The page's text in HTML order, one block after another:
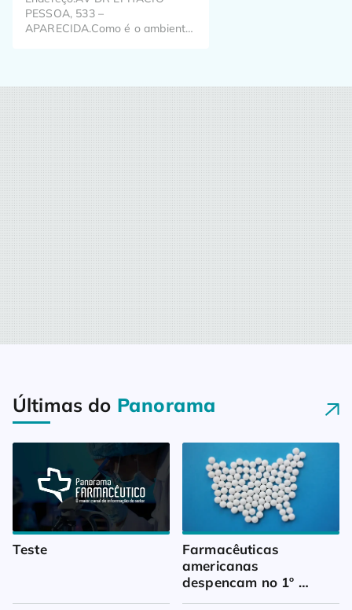
PESSOA, 533 –
APARECIDA.Como é o ambiente
Aqui, a gente pensa nisso todos
os dias!Temos em nossa fórmula
colaboradores especiais e é com
eles que aprendemos a dar o
nosso melhor diariamente, nos
Últimas do Panorama
Teste
Farmacêuticas
americanas
despencam no 1º